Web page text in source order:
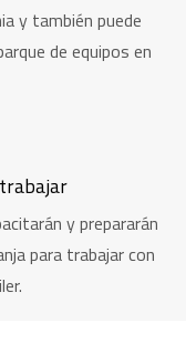
y también puede
de equipos en
y prepararán
para trabajar con